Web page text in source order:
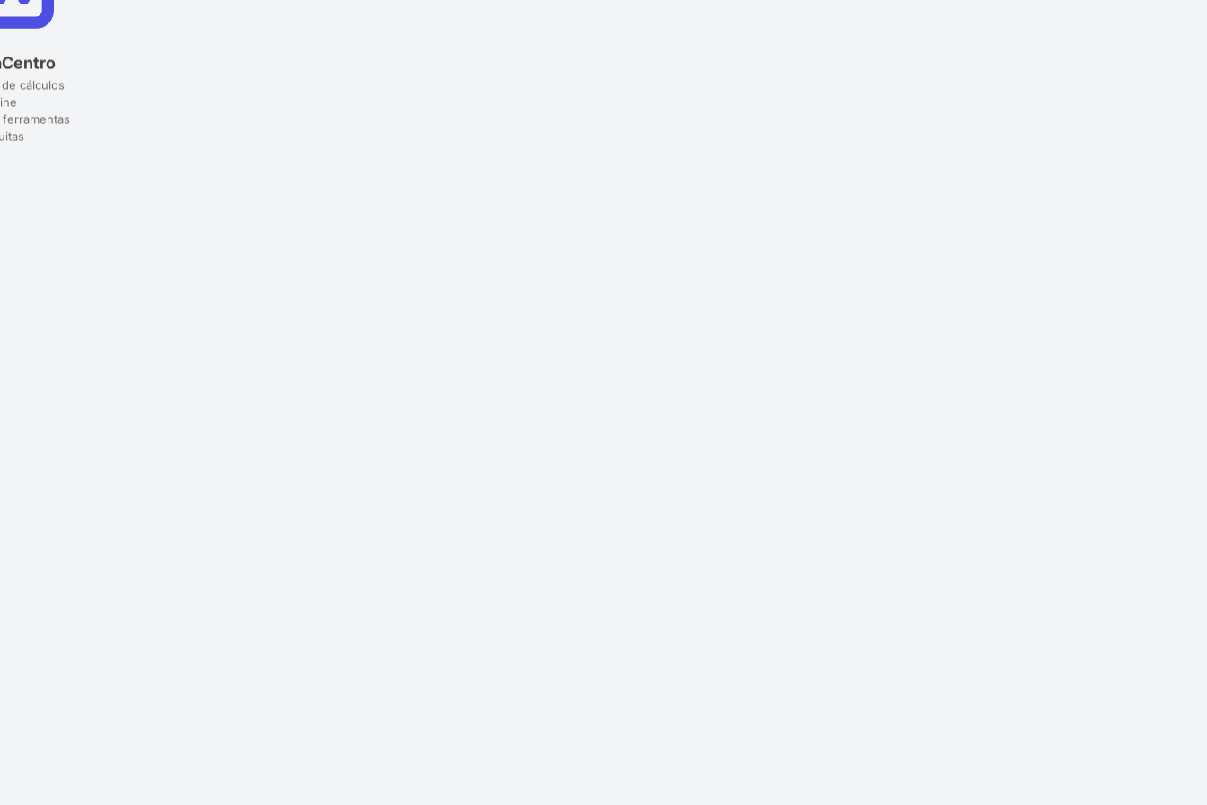
cálculos